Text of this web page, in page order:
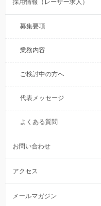
採用情報（レーザー求人）
募集要項
業務内容
ご検討中の方へ
代表メッセージ
よくある質問
お問い合わせ
アクセス
メールマガジン